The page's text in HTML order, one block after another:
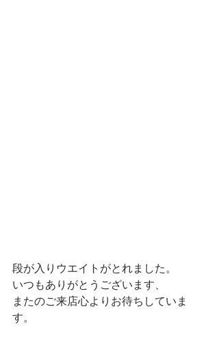
段が入りウエイトがとれました。
いつもありがとうございます、
またのご来店心よりお待ちしていま
す。